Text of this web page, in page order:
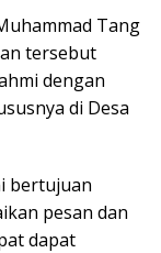
Tang
tersebut
dengan
di Desa
bertujuan
pesan dan
dapat